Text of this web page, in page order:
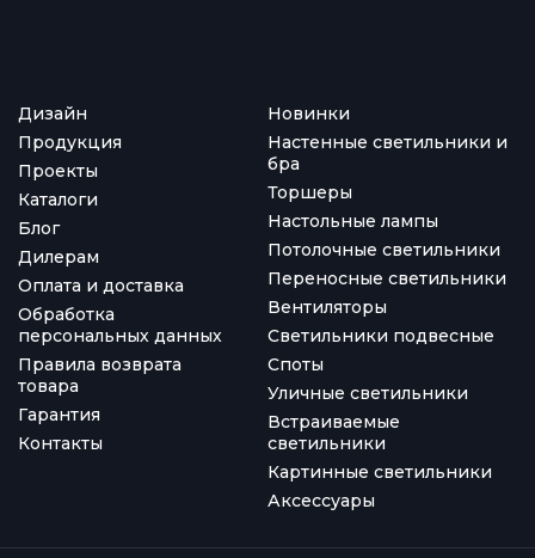
Дизайн
Продукция
Проекты
Каталоги
Блог
Дилерам
Оплата и доставка
Обработка
персональных данных
Правила возврата
товара
Гарантия
Контакты
Новинки
Настенные светильники и
бра
Торшеры
Настольные лампы
Потолочные светильники
Переносные светильники
Вентиляторы
Светильники подвесные
Споты
Уличные светильники
Встраиваемые
светильники
Картинные светильники
Аксессуары